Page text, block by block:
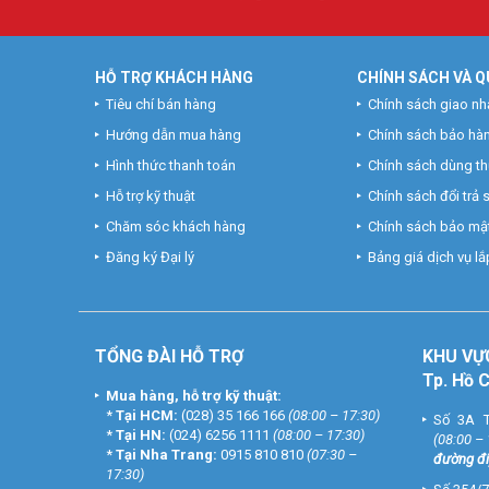
– Chỉ số oxy bão hòa trong máu sẽ hiển thị dạng số bên
– Chỉ số bão hòa oxy trong máu của người bình thường
định thở oxy.
– Chỉ số nhịp mạch đập của tim sẽ hiển thị dạng số, bên
– Khi đo SPO2 thì ngón tay không nên sơn, không gắn
Một số trường hợp có thể ảnh hưởng đến độ chính xác
động nhiều khi đo, dùng máy trong điều kiện có ánh
– Tránh sử dụng máy trong môi trường có khí dễ cháy
– Kiểm tra độ chính xác của kết quả đo độ bão hòa oxy
Hướng dẫn vệ sinh thiết bị
– Tắt nguồn thiết bị và tháo pin trước khi vệ sinh.
– Làm sạch bề mặt bên ngoài của thiết bị (bao gồm cả
HỖ TRỢ KHÁCH HÀNG
Tiêu chí bán hàng
Hướng dẫn mua hàng
Hình thức thanh toán
Hỗ trợ kỹ thuật
Chăm sóc khách hàng
Đăng ký Đại lý
CHÍNH SÁCH VÀ
Chính sách giao
Chính sách bảo
Chính sách dùng
Chính sách đổi trả
Chính sách bảo
Bảng giá dịch vụ
TỔNG ĐÀI HỖ TRỢ
Mua hàng, hỗ trợ kỹ thuật:
* Tại HCM: (028) 35 166 166 (08:00 – 17:30)
* Tại HN: (024) 6256 1111 (08:00 – 17:30)
* Tại Nha Trang: 0915 810 810 (07:30 –
17:30)
KHU
Tp. Hồ
Số 3A
(08:00 –
đường đi